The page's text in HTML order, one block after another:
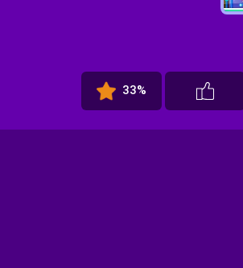
33%